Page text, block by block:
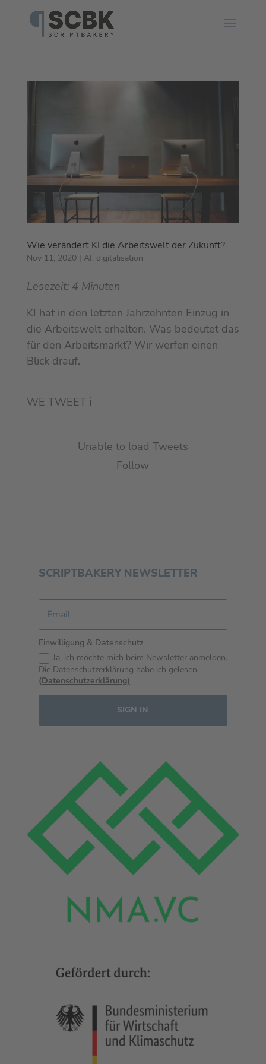
Wie verändert KI die Arbeitswelt der Zukunft?
Nov 11, 2020| AI, digitalisation
Lesezeit: 4 Minuten
KI hat in den letzten Jahrzehnten Einzug in
die Arbeitswelt erhalten. Was bedeutet das
für den Arbeitsmarkt? Wir werfen einen
Blick drauf.
WE TWEET ℹ︎
Unable to load Tweets
Follow
SCRIPTBAKERY NEWSLETTER
Einwilligung & Datenschutz
Ja, ich möchte mich beim Newsletter anmelden.
Die Datenschutzerklärung habe ich gelesen.
(Datenschutzerklärung)
SIGN IN